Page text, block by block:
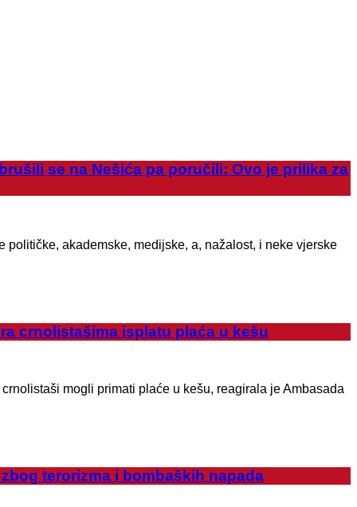
se na Nešića pa poručili: Ovo je prilika za
akademske, medijske, a, nažalost, i neke vjerske
crnolistašima isplatu plaća u kešu
mogli primati plaće u kešu, reagirala je Ambasada
terorizma i bombaških napada